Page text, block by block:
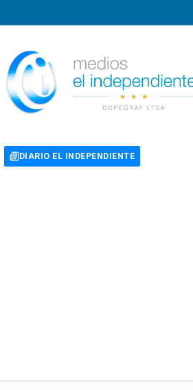
DIARIO EL INDEPENDIENTE